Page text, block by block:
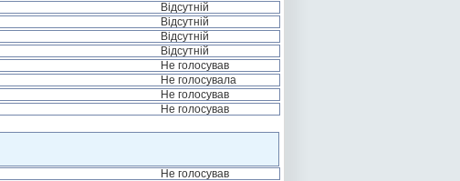
Відсутній
Відсутній
Відсутній
Відсутній
Не голосував
Не голосувала
Не голосував
Не голосував
Не голосував